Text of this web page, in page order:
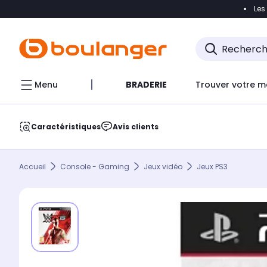
Accéder
Menu BRADERIE Trouver votre
Caractéristiques Avis clients
Accueil Console - Gaming Jeux vidéo Jeux PS3